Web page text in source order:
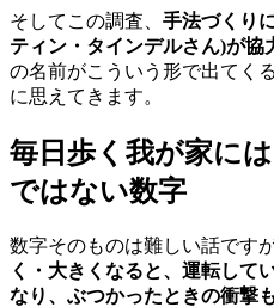
そしてこの調査、 手法づくり
ティン・タインデルさん)が協
の名前がこういう形で出てく
に思えてきます。
毎日歩く我が家に
ではない数字
数字そのものは難しい話です
く・大きくなると、運転して
なり、ぶつかったときの衝撃